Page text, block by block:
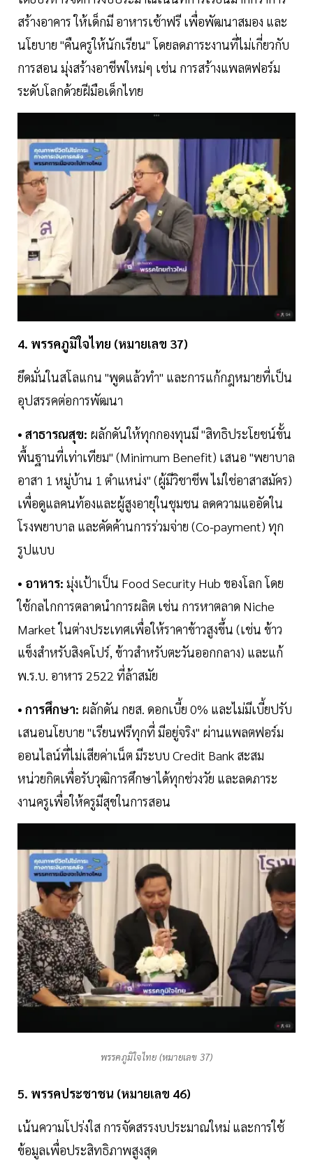
สร้างอาคาร ให้เด็กมี อาหารเช้าฟรี เพื่อพัฒนาสมอง และ
นโยบาย "คืนครูให้นักเรียน" โดยลดภาระงานที่ไม่เกี่ยวกับ
การสอน มุ่งสร้างอาชีพใหม่ๆ เช่น การสร้างแพลตฟอร์ม
ระดับโลกด้วยฝีมือเด็กไทย
4. พรรคภูมิใจไทย (หมายเลข 37)
ยึดมั่นในสโลแกน "พูดแล้วทำ" และการแก้กฎหมายที่เป็น
อุปสรรคต่อการพัฒนา
• สาธารณสุข: ผลักดันให้ทุกกองทุนมี "สิทธิประโยชน์ขั้น
พื้นฐานที่เท่าเทียม" (Minimum Benefit) เสนอ "พยาบาล
อาสา 1 หมู่บ้าน 1 ตำแหน่ง" (ผู้มีวิชาชีพ ไม่ใช่อาสาสมัคร)
เพื่อดูแลคนท้องและผู้สูงอายุในชุมชน ลดความแออัดใน
โรงพยาบาล และคัดค้านการร่วมจ่าย (Co-payment) ทุก
รูปแบบ
• อาหาร: มุ่งเป้าเป็น Food Security Hub ของโลก โดย
ใช้กลไกการตลาดนำการผลิต เช่น การหาตลาด Niche
Market ในต่างประเทศเพื่อให้ราคาข้าวสูงขึ้น (เช่น ข้าว
แข็งสำหรับสิงคโปร์, ข้าวสำหรับตะวันออกกลาง) และแก้
พ.ร.บ. อาหาร 2522 ที่ล้าสมัย
• การศึกษา: ผลักดัน กยส. ดอกเบี้ย 0% และไม่มีเบี้ยปรับ
เสนอนโยบาย "เรียนฟรีทุกที่ มีอยู่จริง" ผ่านแพลตฟอร์ม
ออนไลน์ที่ไม่เสียค่าเน็ต มีระบบ Credit Bank สะสม
หน่วยกิตเพื่อรับวุฒิการศึกษาได้ทุกช่วงวัย และลดภาระ
งานครูเพื่อให้ครูมีสุขในการสอน
พรรคภูมิใจไทย (หมายเลข 37)
5. พรรคประชาชน (หมายเลข 46)
เน้นความโปร่งใส การจัดสรรงบประมาณใหม่ และการใช้
ข้อมูลเพื่อประสิทธิภาพสูงสุด